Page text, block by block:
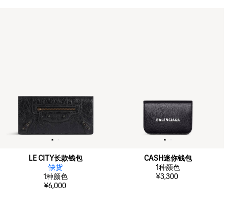
LE CITY长款钱包
缺货
1种颜色
¥6,000
CASH迷你钱包
1种颜色
¥3,300